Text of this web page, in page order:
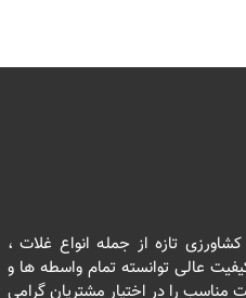
تازه از جمله انواع غلات ،
عالی توانسته تمام واسطه ها و
را در اختیار مشتریان گرامی